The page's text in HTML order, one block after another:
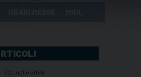
22 Luglio 2026